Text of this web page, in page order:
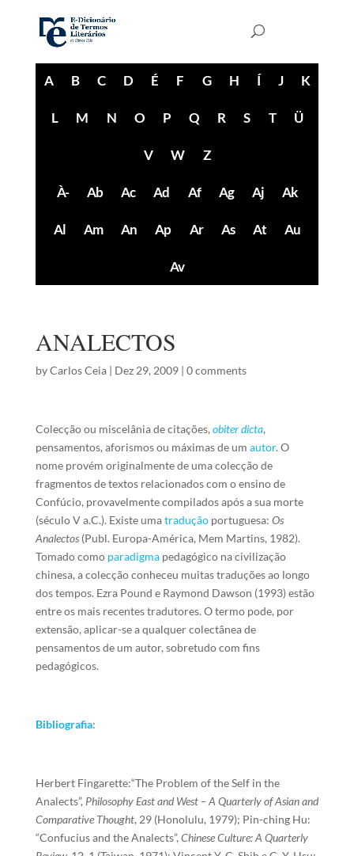
A B C D É F G H Í J K
L M N O P Q R S T Ü
V W Z
À- Ab Ac Ad Af Ag Aj Ak
Al Am An Ap Ar As At Au
Av
ANALECTOS
byCarlos Ceia| Dez 29, 2009| 0 comments
Colecção ou miscelânia de citações, obiter dicta,
pensamentos, aforismos ou máximas de um autor. O
nome provém originalmente de uma colecção de
fragmentos de textos relacionados com o ensino de
Confúcio, provavelmente compilados após a sua morte
(século V a.C.). Existe umatraduçãoportuguesa: Os
Analectos(Publ. Europa-América, Mem Martins, 1982).
Tomado como paradigmapedagógico na civilização
chinesa, a colecção conheceu muitas traduções ao longo
dos tempos. Ezra Pound e Raymond Dawson (1993) estão
entre os mais recentes tradutores. O termo pode, por
extensão, aplicar-se a qualquer colectânea de
pensamentos de um autor, sobretudo com fins
pedagógicos.
Bibliografia:
Herbert Fingarette:“The Problem of the Self in the
Analects”, Philosophy East and West – A Quarterly of Asian and
Comparative Thought, 29 (Honolulu, 1979); Pin-ching Hu:
“Confucius and the Analects”, Chinese Culture: A Quarterly